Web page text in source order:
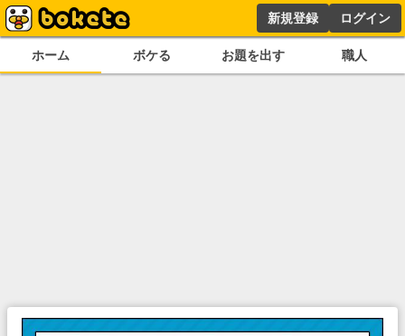
新規登録 ログイン
ホーム ボケる お題を出す 職人